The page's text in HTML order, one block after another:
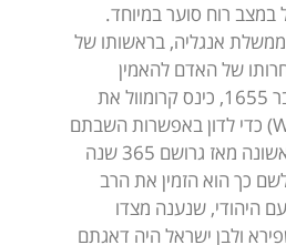
רוח סוער במיוחד.
אנגליה, בראשותו של
של האדם להאמין
באלוהיו. בתוך כך, בדצמבר 1655, כינס קרומוול את
ועידת ווייטהול (Whitehall) כדי לדון באפשרות השבתם
של היהודים לאנגליה, לראשונה מאז גרושם 365 שנה
לכן, בשנת 1290. לשם כך הוא הזמין את הרב
היהודי, שנענה מצדו
ולבן ישראל היה דאגתם